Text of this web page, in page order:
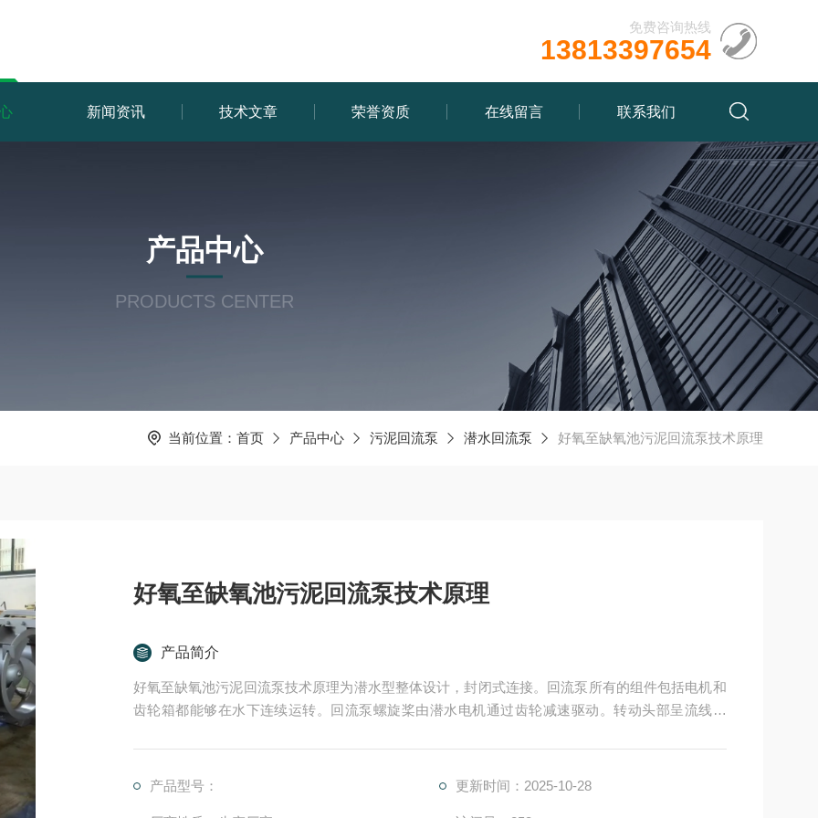
免费咨询热线
13813397654
新闻资讯 技术文章 荣誉资质 在线留言 联系我们
产品中心
PRODUCTS CENTER
当前位置： 首页 产品中心 污泥回流泵 潜水回流泵 好氧至缺氧池污泥回流泵技术原理
好氧至缺氧池污泥回流泵技术原理
产品简介
好氧至缺氧池污泥回流泵技术原理为潜水型整体设计，封闭式连接。回流泵所有的组件包括电机和
齿轮箱都能够在水下连续运转。回流泵螺旋桨由潜水电机通过齿轮减速驱动。转动头部呈流线锥
产品型号： 更新时间：2025-10-28